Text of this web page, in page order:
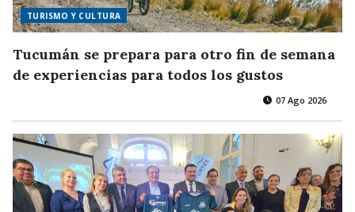
TURISMO Y CULTURA
Tucumán se prepara para otro fin de semana
de experiencias para todos los gustos
07 Ago 2026